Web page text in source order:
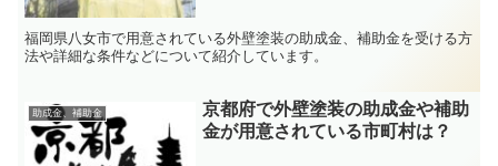
福岡県八女市で用意されている外壁塗装の助成金、補助金を受ける方
法や詳細な条件などについて紹介しています。
助成金、補助金
京都府で外壁塗装の助成金や補助
金が用意されている市町村は？